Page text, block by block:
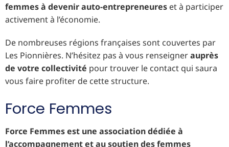
femmes à devenir auto-entrepreneures et à participer
activement à l’économie.
De nombreuses régions françaises sont couvertes par
Les Pionnières. N’hésitez pas à vous renseignerauprès
de votre collectivité pour trouver le contact qui saura
vous faire profiter de cette structure.
Force Femmes
Force Femmes est une association dédiée à
l’accompagnement et au soutien des femmes